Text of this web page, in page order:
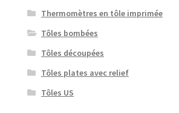
Thermomètres en tôle imprimée
Tôles bombées
Tôles découpées
Tôles plates avec relief
Tôles US